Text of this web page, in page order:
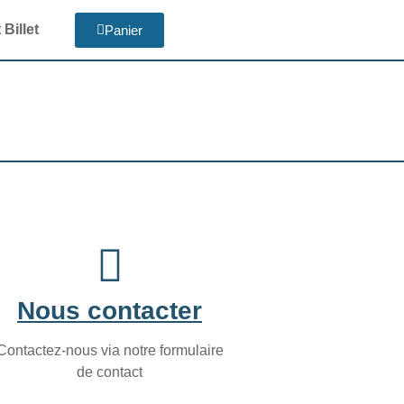
Billet Panier
Nous contacter
nous via notre formulaire
de contact